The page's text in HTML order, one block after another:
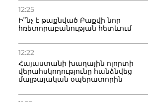
12:25
Ի՞նչ է թաքնված Բաքվի նոր
հռետորաբանության հետևում
12:22
Հայաստանի խաղային ոլորտի
վերահսկողությունը հանձնվեց
մալթայական օպերատորին